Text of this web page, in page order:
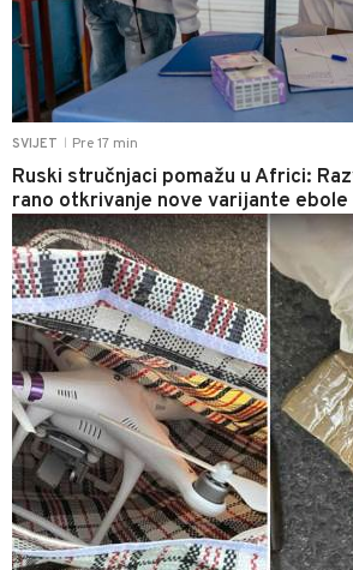
SVIJET Pre 17 min
Ruski stručnjaci pomažu u Africi:
rano otkrivanje nove varijante ebole